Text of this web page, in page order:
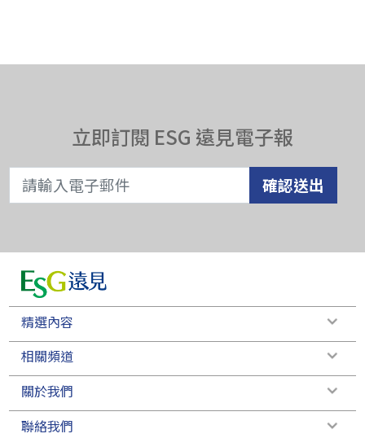
立即訂閱 ESG 遠見電子報
確認送出
精選內容
相關頻道
關於我們
聯絡我們